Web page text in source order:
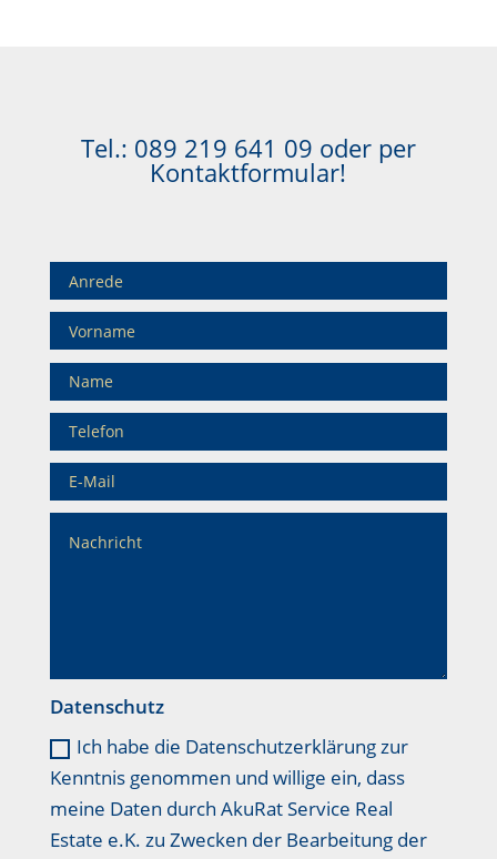
Tel.: 089 219 641 09 oder per
Kontaktformular!
Datenschutz
Ich habe die Datenschutzerklärung zur
Kenntnis genommen und willige ein, dass
meine Daten durch AkuRat Service Real
Estate e.K. zu Zwecken der Bearbeitung der